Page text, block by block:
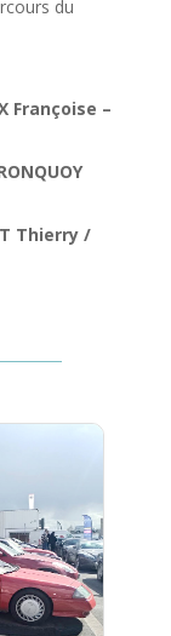
du
Françoise –
Thierry /